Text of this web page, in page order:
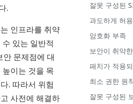
.
인프라를 취약
있는 일반적
안 문제점에 대
높이는 것을 목
. 따라서 위험
사전에 해결하
잘못 구성된
과도하게 허
암호화 부족
보안이 취약
패치가 적용
최소 권한 원
잘못 구성된